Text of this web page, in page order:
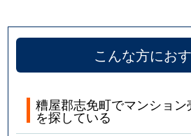
こんな方にお
糟屋郡志免町でマンショ
を探している